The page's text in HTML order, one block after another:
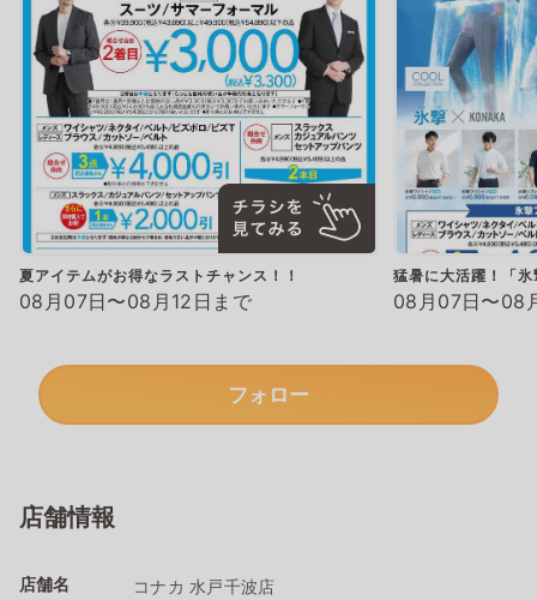
夏アイテムがお得なラストチャンス！！
08月07日〜08月12日まで
猛暑に大活躍！「
08月07日〜08
フォロー
店舗情報
店舗名 コナカ 水戸千波店